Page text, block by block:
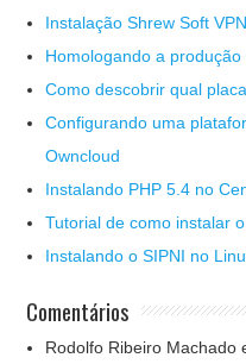
Instalação Shrew Soft
Homologando a
Como descobrir qual
Configurando uma
Owncloud
Instalando PHP 5.4 no
Tutorial de como instalar
Instalando o SIPNI no
Comentários
Rodolfo Ribeiro Machado